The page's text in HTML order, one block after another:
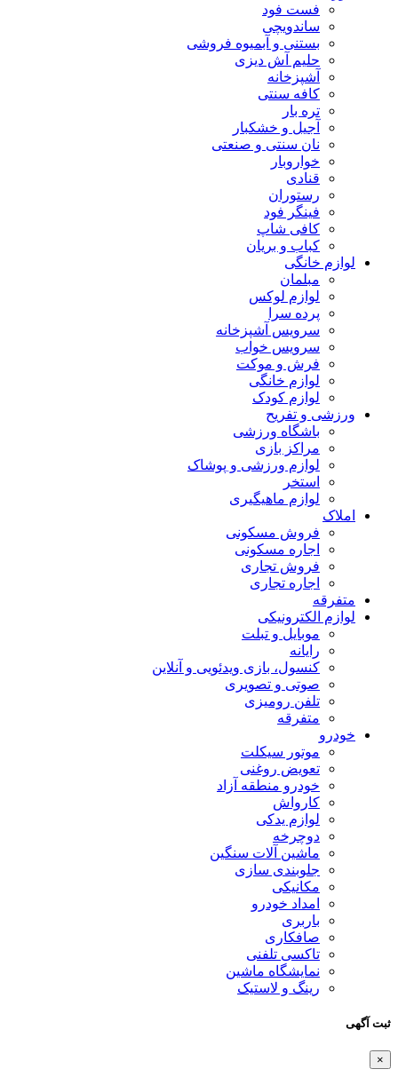
فست فود
ساندویچی
بستنی و آبمیوه فروشی
حلیم آش دیزی
آشپزخانه
کافه سنتی
تره بار
آجیل و خشکبار
نان سنتی و صنعتی
خواروبار
قنادی
رستوران
فینگر فود
کافی شاپ
کباب و بریان
لوازم خانگی
مبلمان
لوازم لوکس
پرده سرا
سرویس آشپزخانه
سرویس خواب
فرش و موکت
لوازم خانگی
لوازم کودک
ورزشی و تفریح
باشگاه ورزشی
مراکز بازی
لوازم ورزشی و پوشاک
استخر
لوازم ماهیگیری
املاک
فروش مسکونی
اجاره مسکونی
فروش تجاری
اجاره تجاری
متفرقه
لوازم الکترونیکی
موبایل و تبلت
رایانه
کنسول، بازی‌ ویدئویی و آنلاین
صوتی و تصویری
تلفن رومیزی
متفرقه
خودرو
موتور سیکلت
تعویض روغنی
خودرو منطقه آزاد
کارواش
لوازم یدکی
دوچرخه
ماشین آلات سنگین
جلوبندی سازی
مکانیکی
امداد خودرو
باربری
صافکاری
تاکسی تلفنی
نمایشگاه ماشین
رینگ و لاستیک
ثبت آگهی
×